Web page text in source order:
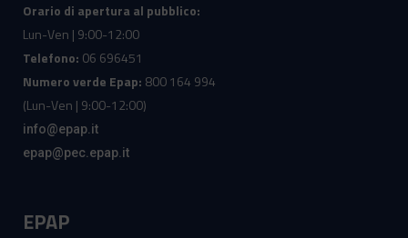
Orario di apertura al pubblico:
Lun-Ven | 9:00-12:00
Telefono: 06 696451
Numero verde Epap: 800 164 994
(Lun-Ven | 9:00-12:00)
info@epap.it
epap@pec.epap.it
EPAP